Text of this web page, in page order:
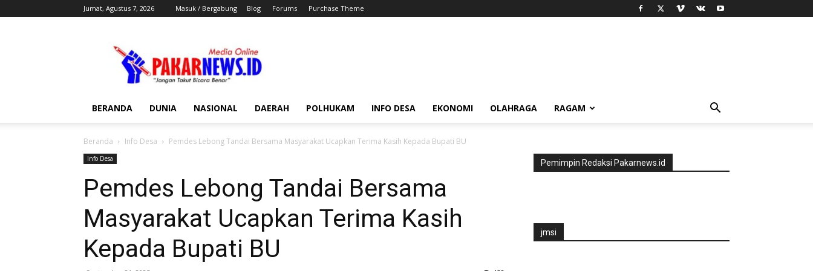
Jumat, Agustus 7, 2026 Masuk / Bergabung Blog Forums Purchase Theme
BERANDA DUNIA NASIONAL DAERAH POLHUKAM INFO DESA EKONOMI OLAHRAGA RAGAM
Beranda Info Desa Pemdes Lebong Tandai Bersama Masyarakat Ucapkan Terima Kasih Kepada Bupati BU
Info Desa
Pemdes Lebong Tandai Bersama
Masyarakat Ucapkan Terima Kasih
Kepada Bupati BU
Pemimpin Redaksi Pakarnews.id
jmsi